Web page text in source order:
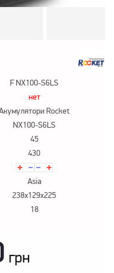
F NX100-S6LS
нет
Rocket
NX100-S6LS
45
430
Asia
238x129x225
18
грн